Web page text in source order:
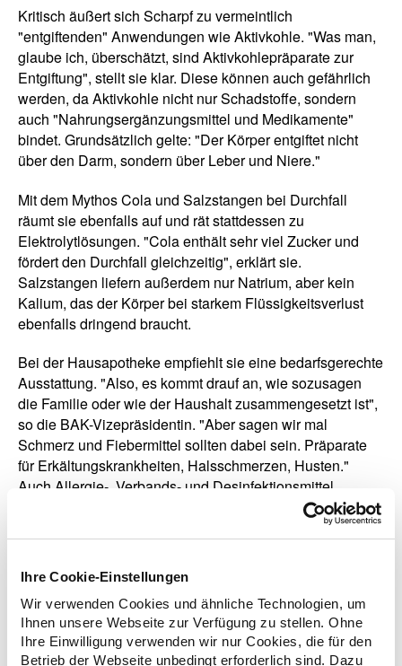
Ihre Cookie-Einstellungen
Wir verwenden Cookies und ähnliche Technologien, um
Ihnen unsere Webseite zur Verfügung zu stellen. Ohne
Ihre Einwilligung verwenden wir nur Cookies, die für den
Betrieb der Webseite unbedingt erforderlich sind. Dazu
Kritisch äußert sich Scharpf zu vermeintlich
"entgiftenden" Anwendungen wie Aktivkohle. "Was man,
glaube ich, überschätzt, sind Aktivkohlepräparate zur
Entgiftung", stellt sie klar. Diese können auch gefährlich
werden, da Aktivkohle nicht nur Schadstoffe, sondern
auch "Nahrungsergänzungsmittel und Medikamente"
bindet. Grundsätzlich gelte: "Der Körper entgiftet nicht
über den Darm, sondern über Leber und Niere."
Mit dem Mythos Cola und Salzstangen bei Durchfall
räumt sie ebenfalls auf und rät stattdessen zu
Elektrolytlösungen. "Cola enthält sehr viel Zucker und
fördert den Durchfall gleichzeitig", erklärt sie.
Salzstangen liefern außerdem nur Natrium, aber kein
Kalium, das der Körper bei starkem Flüssigkeitsverlust
ebenfalls dringend braucht.
Bei der Hausapotheke empfiehlt sie eine bedarfsgerechte
Ausstattung. "Also, es kommt drauf an, wie sozusagen
die Familie oder wie der Haushalt zusammengesetzt ist",
so die BAK-Vizepräsidentin. "Aber sagen wir mal
Schmerz und Fiebermittel sollten dabei sein. Präparate
für Erkältungskrankheiten, Halsschmerzen, Husten."
Auch Allergie-, Verbands- und Desinfektionsmittel
gehörten dazu. Scharpf: "Gehen Sie in die Apotheke vor
Der FOCUS hat das
und plant in den kommenden Wochen einzelne
Ausschnitte online zu stellen.